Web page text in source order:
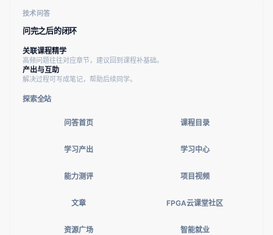
技术问答
问完之后的闭环
关联课程精学
高频问题往往对应章节，建议回到课程补基础。
产出与互助
解决过程可写成笔记，帮助后续同学。
探索全站
问答首页 课程目录
学习产出 学习中心
能力测评 项目视频
文章 FPGA云课堂社区
资源广场 智能就业